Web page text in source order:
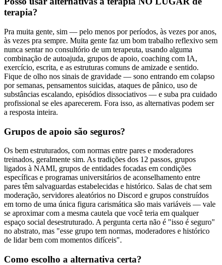
terapia?
Pra muita gente, sim — pelo menos por períodos, às vezes por anos,
às vezes pra sempre. Muita gente faz um bom trabalho reflexivo sem
nunca sentar no consultório de um terapeuta, usando alguma
combinação de autoajuda, grupos de apoio, coaching com IA,
exercício, escrita, e as estruturas comuns de amizade e sentido.
Fique de olho nos sinais de gravidade — sono entrando em colapso
por semanas, pensamentos suicidas, ataques de pânico, uso de
substâncias escalando, episódios dissociativos — e suba pra cuidado
profissional se eles aparecerem. Fora isso, as alternativas podem ser
a resposta inteira.
Grupos de apoio são seguros?
Os bem estruturados, com normas entre pares e moderadores
treinados, geralmente sim. As tradições dos 12 passos, grupos
ligados à NAMI, grupos de entidades focadas em condições
específicas e programas universitários de aconselhamento entre
pares têm salvaguardas estabelecidas e histórico. Salas de chat sem
moderação, servidores aleatórios no Discord e grupos construídos
em torno de uma única figura carismática são mais variáveis — vale
se aproximar com a mesma cautela que você teria em qualquer
espaço social desestruturado. A pergunta certa não é "isso é seguro"
no abstrato, mas "esse grupo tem normas, moderadores e histórico
de lidar bem com momentos difíceis".
Como escolho a alternativa certa?